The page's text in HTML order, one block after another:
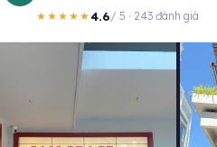
★★★★★4.6/ 5 · 243 đánh giá